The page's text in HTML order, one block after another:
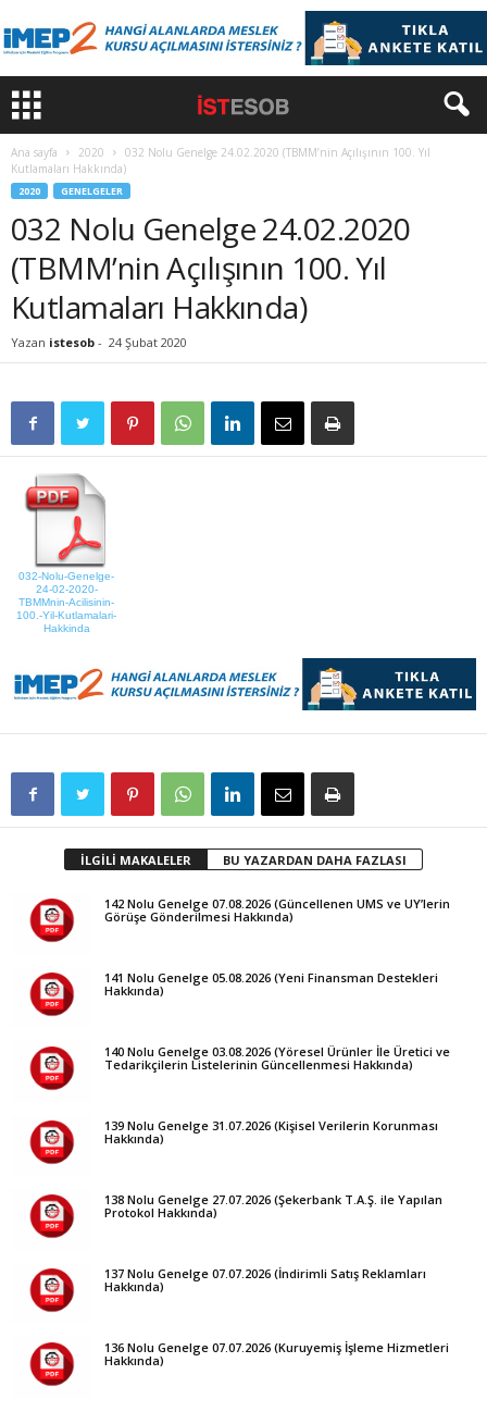
Ana sayfa 2020
032 Nolu Genelge 24.02.2020 (TBMM’nin Açılışının 100. Yıl
Kutlamaları Hakkında)
2020 GENELGELER
032 Nolu Genelge 24.02.2020
(TBMM’nin Açılışının 100. Yıl
Kutlamaları Hakkında)
Yazan istesob - 24 Şubat 2020
032-Nolu-Genelge-
24-02-2020-
TBMMnin-Acilisinin-
100.-Yil-Kutlamalari-
Hakkinda
İLGİLİ MAKALELER BU YAZARDAN DAHA FAZLASI
142 Nolu Genelge 07.08.2026 (Güncellenen UMS ve UY’lerin
Görüşe Gönderilmesi Hakkında)
141 Nolu Genelge 05.08.2026 (Yeni Finansman Destekleri
Hakkında)
140 Nolu Genelge 03.08.2026 (Yöresel Ürünler İle Üretici ve
Tedarikçilerin Listelerinin Güncellenmesi Hakkında)
139 Nolu Genelge 31.07.2026 (Kişisel Verilerin Korunması
Hakkında)
138 Nolu Genelge 27.07.2026 (Şekerbank T.A.Ş. ile Yapılan
Protokol Hakkında)
137 Nolu Genelge 07.07.2026 (İndirimli Satış Reklamları
Hakkında)
136 Nolu Genelge 07.07.2026 (Kuruyemiş İşleme Hizmetleri
Hakkında)